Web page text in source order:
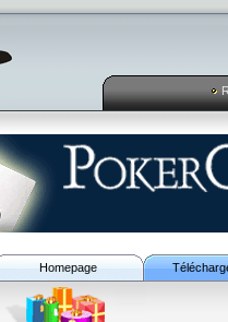
Homepage